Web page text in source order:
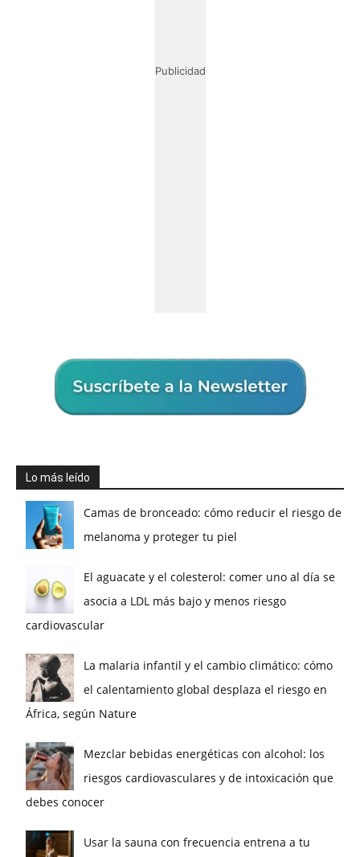
Publicidad
Lo más leído
Camas de bronceado: cómo reducir el riesgo de
melanoma y proteger tu piel
El aguacate y el colesterol: comer uno al día se
asocia a LDL más bajo y menos riesgo
cardiovascular
La malaria infantil y el cambio climático: cómo
el calentamiento global desplaza el riesgo en
África, según Nature
Mezclar bebidas energéticas con alcohol: los
riesgos cardiovasculares y de intoxicación que
debes conocer
Usar la sauna con frecuencia entrena a tu